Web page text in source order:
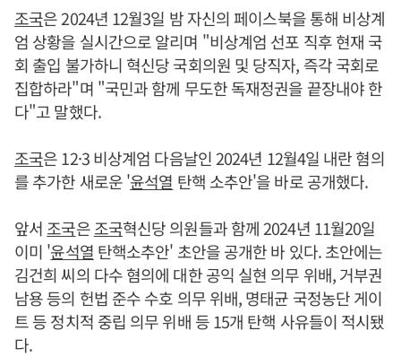
조국은 2024년 12월3일 밤 자신의 페이스북을 통해 비상계
엄 상황을 실시간으로 알리며 "비상계엄 선포 직후 현재 국
회 출입 불가하니 혁신당 국회의원 및 당직자, 즉각 국회로
집합하라"며 "국민과 함께 무도한 독재정권을 끝장내야 한
다"고 말했다.
조국은 12·3 비상계엄 다음날인 2024년 12월4일 내란 혐의
를 추가한 새로운 '윤석열 탄핵 소추안'을 바로 공개했다.
앞서 조국은조국혁신당 의원들과 함께 2024년 11월20일
이미 '윤석열 탄핵소추안' 초안을 공개한 바 있다. 초안에는
김건희 씨의 다수 혐의에 대한 공익 실현 의무 위배, 거부권
남용 등의 헌법 준수 수호 의무 위배, 명태균 국정농단 게이
트 등 정치적 중립 의무 위배 등 15개 탄핵 사유들이 적시됐
다.